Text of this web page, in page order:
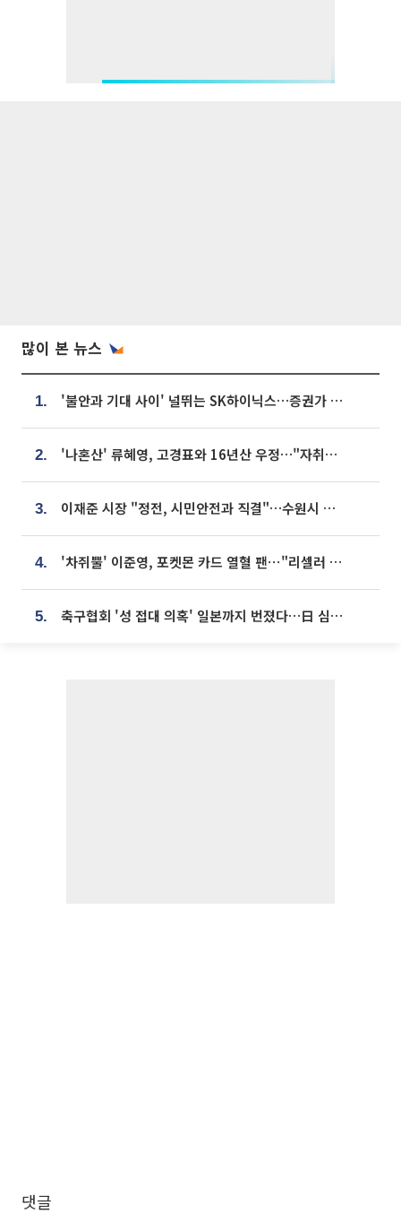
많이 본 뉴스
1. '불안과 기대 사이' 널뛰는 SK하이닉스…증권가 "HBM4·LTA 기반 펀터멘털 견고"
2. '나혼산' 류혜영, 고경표와 16년산 우정…"자취방서 부모님과 마주쳐"
3. 이재준 시장 "정전, 시민안전과 직결"…수원시 비상대응체계 가동
4. '차쥐뿔' 이준영, 포켓몬 카드 열혈 팬⋯"리셀러 처단할 것"
5. 축구협회 '성 접대 의혹' 일본까지 번졌다…日 심판 실명 공개
댓글